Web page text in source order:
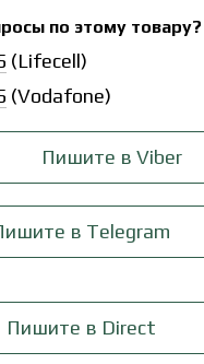
по этому товару?
(Lifecell)
(Vodafone)
Пишите в Viber
в Telegram
Пишите в Direct